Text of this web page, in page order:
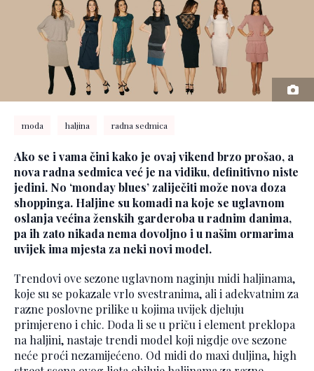
moda haljina radna sedmica
Ako se i vama čini kako je ovaj vikend brzo prošao, a
nova radna sedmica već je na vidiku, definitivno niste
jedini. No ‘monday blues’ zaliječiti može nova doza
shoppinga. Haljine su komadi na koje se uglavnom
oslanja većina ženskih garderoba u radnim danima,
pa ih zato nikada nema dovoljno i u našim ormarima
uvijek ima mjesta za neki novi model.
Trendovi ove sezone uglavnom naginju midi haljinama,
koje su se pokazale vrlo svestranima, ali i adekvatnim za
razne poslovne prilike u kojima uvijek djeluju
primjereno i chic. Doda li se u priču i element preklopa
na haljini, nastaje trendi model koji nigdje ove sezone
neće proći nezamijećeno. Od midi do maxi duljina, high